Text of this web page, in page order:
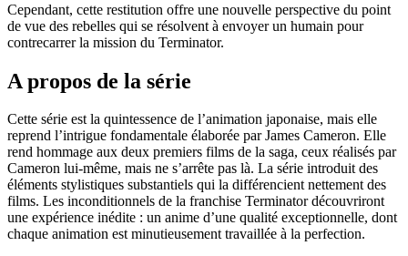
Cependant, cette restitution offre une nouvelle perspective du point
de vue des rebelles qui se résolvent à envoyer un humain pour
contrecarrer la mission du Terminator.
A propos de la série
Cette série est la quintessence de l’animation japonaise, mais elle
reprend l’intrigue fondamentale élaborée par James Cameron. Elle
rend hommage aux deux premiers films de la saga, ceux réalisés par
Cameron lui-même, mais ne s’arrête pas là. La série introduit des
éléments stylistiques substantiels qui la différencient nettement des
films. Les inconditionnels de la franchise Terminator découvriront
une expérience inédite : un anime d’une qualité exceptionnelle, dont
chaque animation est minutieusement travaillée à la perfection.